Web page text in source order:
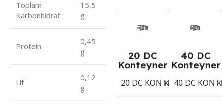
Toplam
Karbonhidrat
15,5
g
Protein
0,45
g
Lif
0,12
g
20 DC
Konteyner
20 DC KONTEYNER 1342
Koli
40 DC
Konteyner
40 DC